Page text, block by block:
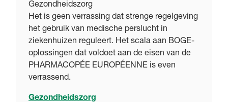
Gezondheidszorg
Het is geen verrassing dat strenge regelgeving
het gebruik van medische perslucht in
ziekenhuizen reguleert. Het scala aan BOGE-
oplossingen dat voldoet aan de eisen van de
PHARMACOPÉE EUROPÉENNE is even
verrassend.
Gezondheidszorg